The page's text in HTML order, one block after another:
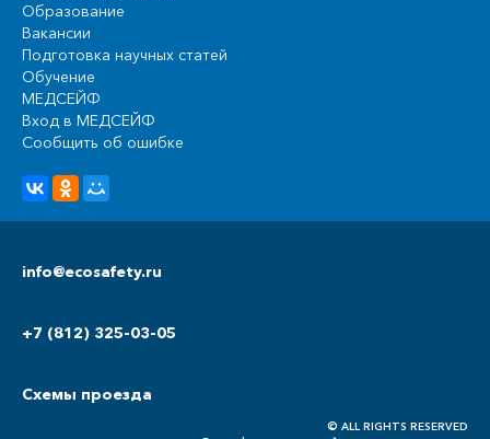
Образование
Вакансии
Подготовка научных статей
Обучение
МЕДСЕЙФ
Вход в МЕДСЕЙФ
Сообщить об ошибке
info@ecosafety.ru
+7 (812) 325-03-05
Схемы проезда
© ALL RIGHTS RESERVED